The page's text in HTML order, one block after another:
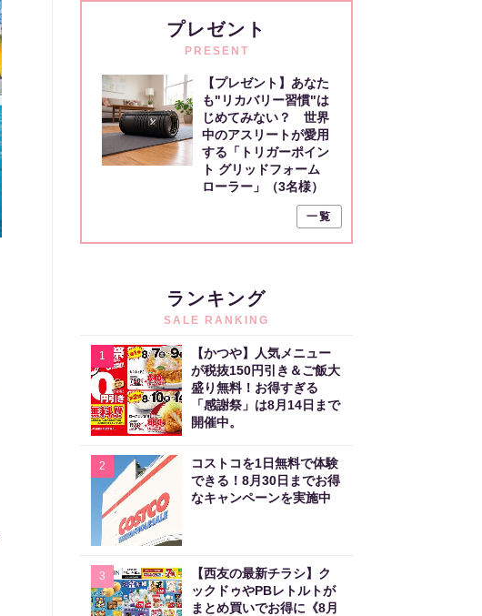
プレゼント
PRESENT
【プレゼント】あなた
も"リカバリー習慣"は
じめてみない？ 世界
中のアスリートが愛用
する「トリガーポイン
ト グリッドフォーム
ローラー」（3名様）
一覧
ランキング
SALE RANKING
1
【かつや】人気メニュー
が税抜150円引き＆ご飯大
盛り無料！お得すぎる
「感謝祭」は8月14日まで
開催中。
2
コストコを1日無料で体験
できる！8月30日までお得
なキャンペーンを実施中
3
【西友の最新チラシ】ク
ックドゥやPBレトルトが
まとめ買いでお得に《8月